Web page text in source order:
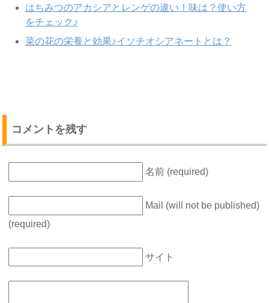
はちみつのアカシアとレンゲの違い！味は？使い方
をチェック♪
菜の花の栄養と効果♪イソチオシアネートとは？
コメントを残す
名前 (required)
Mail (will not be published)
(required)
サイト